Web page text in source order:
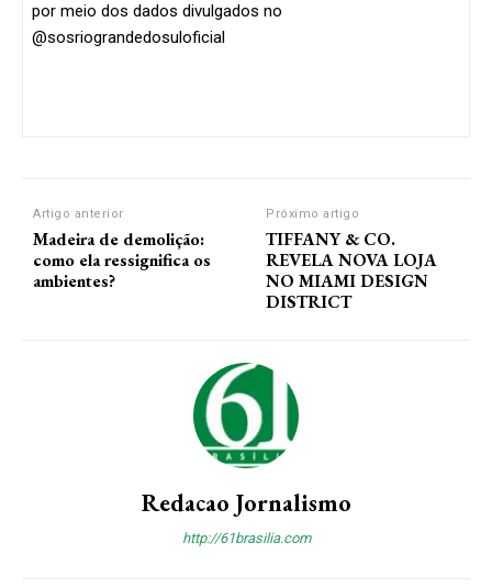
por meio dos dados divulgados no
@sosriograndedosuloficial
Artigo anterior
Madeira de demolição:
como ela ressignifica os
ambientes?
Próximo artigo
TIFFANY & CO.
REVELA NOVA LOJA
NO MIAMI DESIGN
DISTRICT
Redacao Jornalismo
http://61brasilia.com